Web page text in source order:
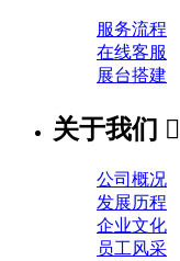
服务流程
在线客服
展台搭建
关于我们 
公司概况
发展历程
企业文化
员工风采